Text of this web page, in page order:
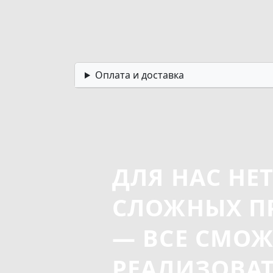
Оплата и доставка
ДЛЯ НАС НЕТ
СЛОЖНЫХ
— ВСЕ